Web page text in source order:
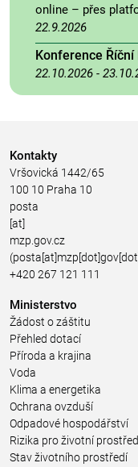
online – přes
22.9.2026
Konference
22.10.2026 -
Kontakty
Vršovická 1442/65
100 10 Praha 10
posta
[at]
mzp.gov.cz
+420 267 121 111
Ministerstvo
Žádost o záštitu
Přehled dotací
Příroda a krajina
Voda
Klima a energetika
Ochrana ovzduší
Odpadové hospodářství
Rizika pro životní
Stav životního prostředí